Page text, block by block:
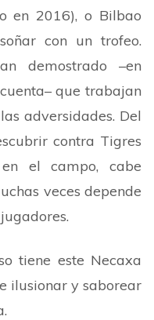
en 2016), o Bilbao
con un trofeo.
demostrado –en
que trabajan
adversidades. Del
contra Tigres
el campo, cabe
veces depende
tiene este Necaxa
ilusionar y saborear